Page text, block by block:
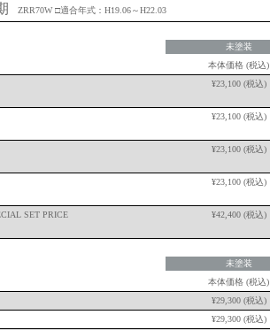
ZRR70W □適合年式：H19.06～H22.03
未塗装
本体価格 (税込)
¥23,100 (税込)
¥23,100 (税込)
¥23,100 (税込)
¥23,100 (税込)
SET PRICE
¥42,400 (税込)
未塗装
本体価格 (税込)
¥29,300 (税込)
¥29,300 (税込)